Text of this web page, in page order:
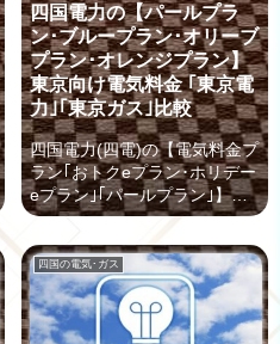
るあなたは、「四国電力(四電･
よんでん)」が大きな選択肢と
なります。 引っ越し先でスム
ーズに電気が利用できるよう
に、事前に余裕を持って申し
込みしておきたいですね。 こ
こでは、電力の選択肢の一つ
「...
四国電力の【パールプラ
ン･ブループラン･オリーブ
プラン･オレンジプラン】
東京向け電気料金 ｢東京電
力｣｢東京ガス｣比較
四国電力(四電)の【電気料金プ
ラン｢おトクeプラン･ホリデー
eプラン｣｢パールプラン｣】電
気代 比較 東京、神奈川、埼
玉、千葉などの「首都圏」
や、大阪、京都、兵庫など
「関西圏」でも、”四国電力と
契約”をすることができるよう
になりました。 「首都圏」や
四国の電気･ガス